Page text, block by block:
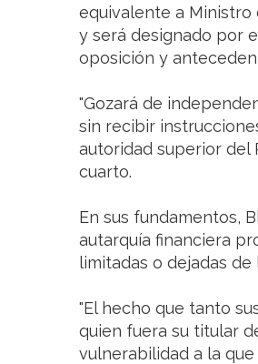
equivalente a Ministro
y será designado por
oposición y
"Gozará de
sin recibir
autoridad superior del
cuarto.
En sus fundamentos,
autarquía financiera
limitadas o dejadas de
"El hecho que tanto
quien fuera su titular
vulnerabilidad a la